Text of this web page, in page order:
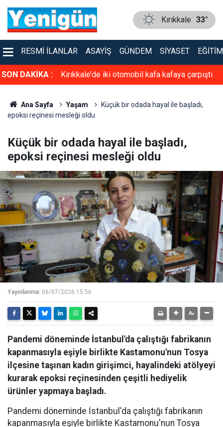
Kırıkkale 33°
RESMI İLANLAR ASAYIŞ GÜNDEM SIYASET EĞITIM
SON DAKİKA : Kırıkkale’de iki otomobil kafa kafaya çarpıştı
Ana Sayfa Yaşam
Küçük bir odada hayal ile başladı,
epoksi reçinesi mesleği oldu
Küçük bir odada hayal ile başladı,
epoksi reçinesi mesleği oldu
Yayınlanma: 06/07/2026 15:56
Pandemi döneminde İstanbul'da çalıştığı fabrikanın
kapanmasıyla eşiyle birlikte Kastamonu'nun Tosya
ilçesine taşınan kadın girişimci, hayalindeki atölyeyi
kurarak epoksi reçinesinden çeşitli hediyelik
ürünler yapmaya başladı.
Pandemi döneminde İstanbul'da çalıştığı fabrikanın
kapanmasıyla eşiyle birlikte Kastamonu'nun Tosya